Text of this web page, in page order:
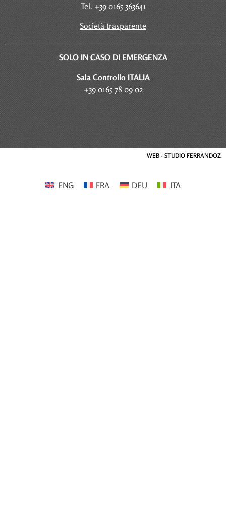
Tel. +39 0165 363641
Società trasparente
SOLO IN CASO DI EMERGENZA
Sala Controllo ITALIA
+39 0165 78 09 02
WEB - STUDIO FERRANDOZ
ENG FRA DEU ITA